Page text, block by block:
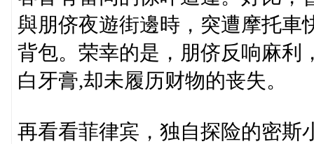
與朋侪夜遊街邊時，突遭摩托車
背包。荣幸的是，朋侪反响麻利
白牙膏,却未履历财物的丧失。
再看看菲律宾，独自探险的密斯